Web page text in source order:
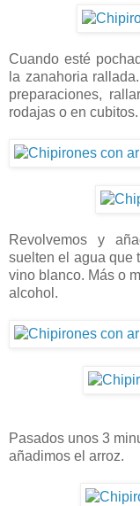
Cuando esté
la zanahoria
preparaciones,
rodajas o en cubitos.
Revolvemos y
suelten el agua que
vino blanco. Más o
alcohol.
Pasados unos 3
añadimos el arroz.